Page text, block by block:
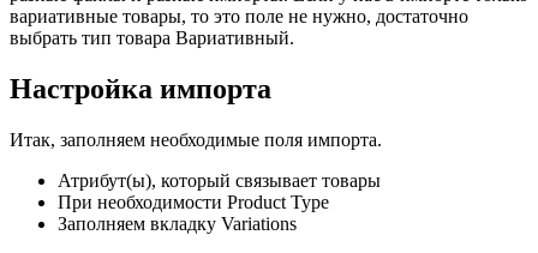
вариативные товары, то это поле не нужно, достаточно
выбрать тип товара Вариативный.
Настройка импорта
Итак, заполняем необходимые поля импорта.
Атрибут(ы), который связывает товары
При необходимости Product Type
Заполняем вкладку Variations